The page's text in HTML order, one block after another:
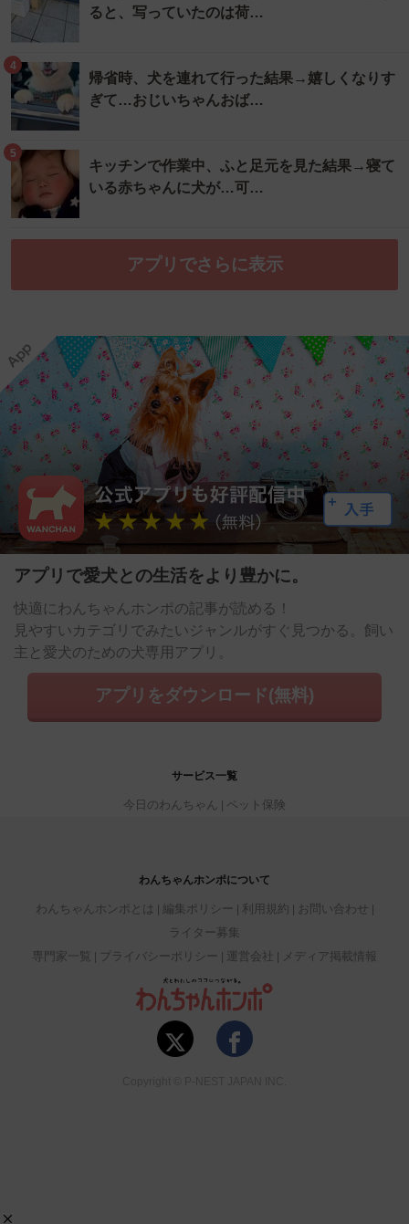
ると、写っていたのは荷…
4
帰省時、犬を連れて行った結果→嬉しくなりす
ぎて…おじいちゃんおば…
5
キッチンで作業中、ふと足元を見た結果→寝て
いる赤ちゃんに犬が…可…
アプリでさらに表示
アプリで愛犬との生活をより豊かに。
快適にわんちゃんホンポの記事が読める！
見やすいカテゴリでみたいジャンルがすぐ見つかる。飼い
主と愛犬のための犬専用アプリ。
アプリをダウンロード(無料)
サービス一覧
今日のわんちゃん ペット保険
わんちゃんホンポについて
わんちゃんホンポとは 編集ポリシー 利用規約
お問い合わせ
ライター募集
専門家一覧
プライバシーポリシー 運営会社 メディア掲載情報